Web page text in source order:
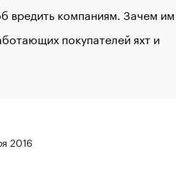
вредить компаниям. Зачем
покупателей яхт и
2016